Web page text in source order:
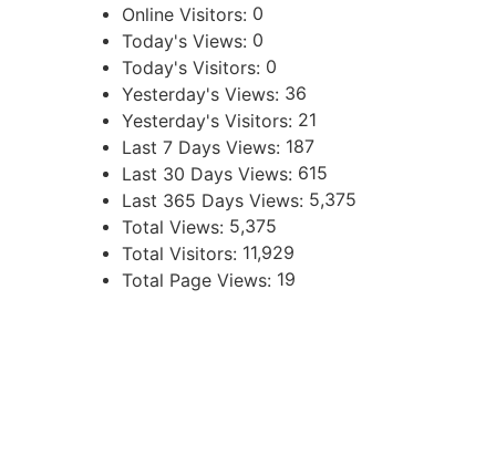
Online Visitors: 0
Today's Views: 0
Today's Visitors: 0
Yesterday's Views: 36
Yesterday's Visitors: 21
Last 7 Days Views: 187
Last 30 Days Views: 615
Last 365 Days Views: 5,375
Total Views: 5,375
Total Visitors: 11,929
Total Page Views: 19